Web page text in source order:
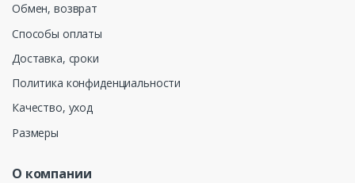
Обмен, возврат
Способы оплаты
Доставка, сроки
Политика конфиденциальности
Качество, уход
Размеры
О компании